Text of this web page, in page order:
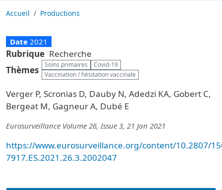
Accueil Productions
Date 2021
Rubrique Recherche
Thèmes
Soins primaires
Covid-19
Vaccination / hésitation vaccinale
Verger P, Scronias D, Dauby N, Adedzi KA, Gobert C,
Bergeat M, Gagneur A, Dubé E
Eurosurveillance Volume 26, Issue 3, 21 Jan 2021
https://www.eurosurveillance.org/content/10.2807/
7917.ES.2021.26.3.2002047